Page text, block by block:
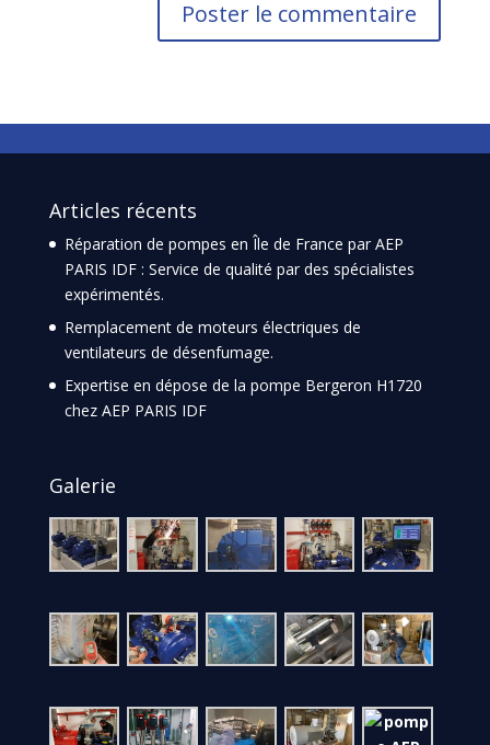
Articles récents
Réparation de pompes en Île de France par AEP
PARIS IDF : Service de qualité par des spécialistes
expérimentés.
Remplacement de moteurs électriques de
ventilateurs de désenfumage.
Expertise en dépose de la pompe Bergeron H1720
chez AEP PARIS IDF
Galerie